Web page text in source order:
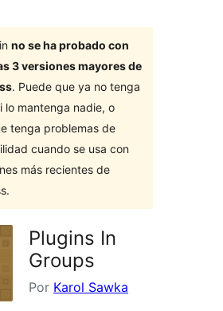
no se ha probado con
3 versiones mayores de
. Puede que ya no tenga
lo mantenga nadie, o
tenga problemas de
cuando se usa con
más recientes de
Plugins In
Groups
Por Karol Sawka